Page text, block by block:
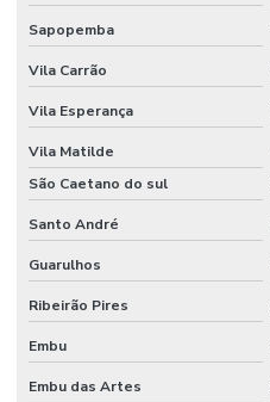
Sapopemba
Vila Carrão
Vila Esperança
Vila Matilde
São Caetano do sul
Santo André
Guarulhos
Ribeirão Pires
Embu
Embu das Artes